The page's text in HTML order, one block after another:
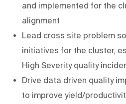
and implemented for the
alignment
Lead cross site problem
initiatives for the cluster,
High Severity quality
Drive data driven quality
to improve yield/